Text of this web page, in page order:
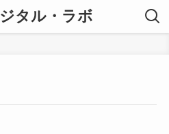
タル・ラボ